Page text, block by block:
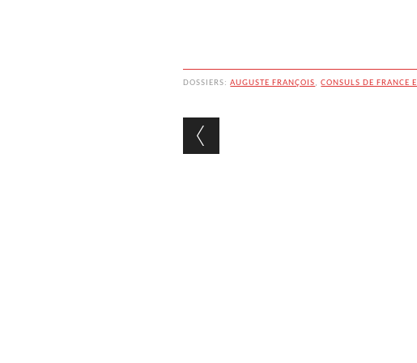
DOSSIERS:AUGUSTE FRANÇOIS,CONSULS DE FRANCE
Navigation des